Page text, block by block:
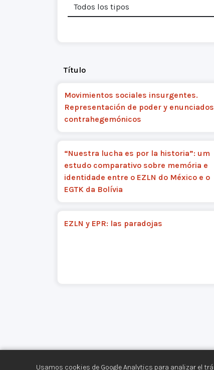
Usamos cookies de Google Analytics para analizar el
Título
Movimientos sociales insurgentes.
Representación de poder y enunciados
contrahegemónicos
“Nuestra lucha es por la historia”: um
estudo comparativo sobre memória e
identidade entre o EZLN do México e o
EGTK da Bolívia
EZLN y EPR: las paradojas